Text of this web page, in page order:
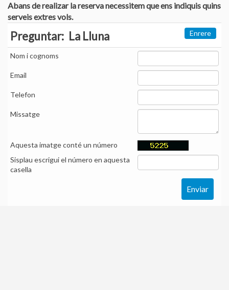
Abans de realizar la reserva necessitem que ens indiquis quins
serveis extres vols.
Enrere
Preguntar: La Lluna
Nom i cognoms
Email
Telefon
Missatge
Aquesta imatge conté un número
Sisplau escrigui el número en aquesta
casella